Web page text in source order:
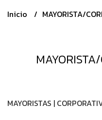
Inicio MAYORISTA/
MAYORISTAS |